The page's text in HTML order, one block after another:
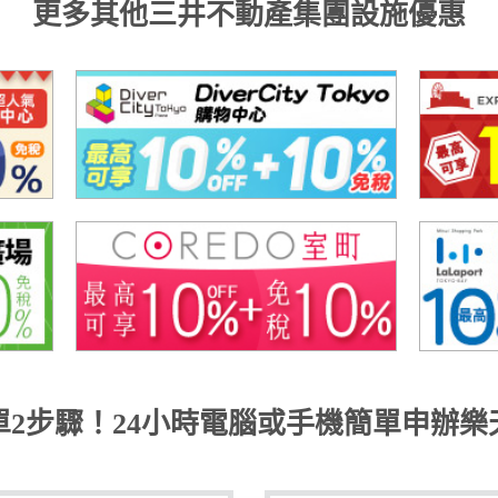
更多其他三井不動產集團設施優惠
2步驟！24小時電腦或手機簡單申辦樂